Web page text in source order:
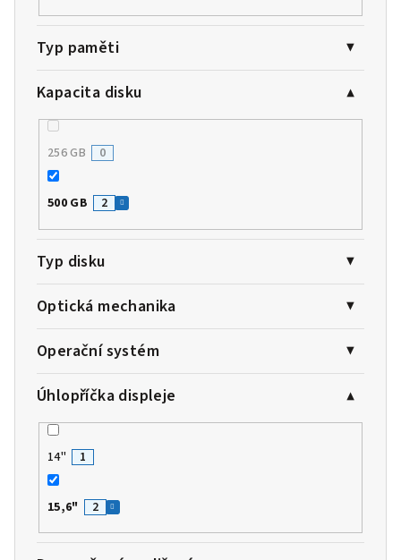
Typ paměti
Kapacita disku
256 GB 0
500 GB 2
Typ disku
Optická mechanika
Operační systém
Úhlopříčka displeje
14" 1
15,6" 2